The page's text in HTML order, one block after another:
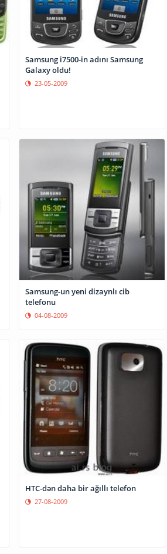
Samsung i7500-in adını Samsung
Galaxy oldu!
23-05-2009
Samsung-un yeni dizaynlı cib
telefonu
04-08-2009
HTC-dən daha bir ağıllı telefon
27-08-2009